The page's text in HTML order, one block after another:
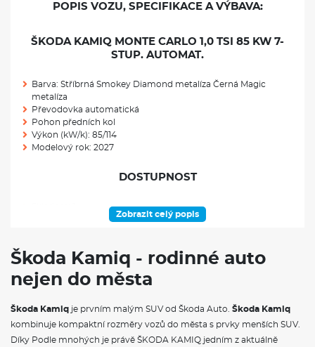
POPIS VOZU, SPECIFIKACE A VÝBAVA:
ŠKODA KAMIQ MONTE CARLO 1,0 TSI 85 KW 7-
STUP. AUTOMAT.
Barva: Stříbrná Smokey Diamond metalíza Černá Magic
metalíza
Převodovka automatická
Pohon předních kol
Výkon (kW/k): 85/114
Modelový rok: 2027
DOSTUPNOST
VÝBAVA NAD RÁMEC VÝBAVOVÉHO STUPNĚ
Hlídání mrtvého úhlu (Side Assist)
Asistovaná jízda 1.5+
USB-C u vnitřního zpětného zrcátka
Středová konzole
Vyhřívání předních sedadel s oddělenou regulací
Ukazatel stavu kapaliny v ostřikovači
Zobrazit celý popis
Škoda Kamiq - rodinné auto
nejen do města
Škoda Kamiq je prvním malým SUV od Škoda Auto. Škoda Kamiq
kombinuje kompaktní rozměry vozů do města s prvky menších SUV.
Díky Podle mnohých je právě ŠKODA KAMIQ jedním z aktuálně